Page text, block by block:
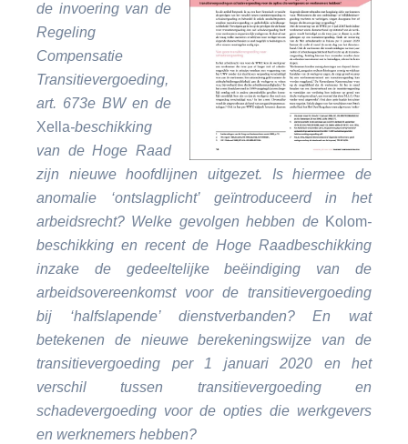
de invoering van de
Regeling
Compensatie
Transitievergoeding,
art. 673e BW en de
Xella-beschikking
van de Hoge Raad
zijn nieuwe hoofdlijnen uitgezet. Is hiermee de
anomalie ‘ontslagplicht’ geïntroduceerd in het
arbeidsrecht? Welke gevolgen hebben de Kolom-
beschikking en recent de Hoge Raadbeschikking
inzake de gedeeltelijke beëindiging van de
arbeidsovereenkomst voor de transitievergoeding
bij ‘halfslapende’ dienstverbanden? En wat
betekenen de nieuwe berekeningswijze van de
transitievergoeding per 1 januari 2020 en het
verschil tussen transitievergoeding en
schadevergoeding voor de opties die werkgevers
en werknemers hebben?